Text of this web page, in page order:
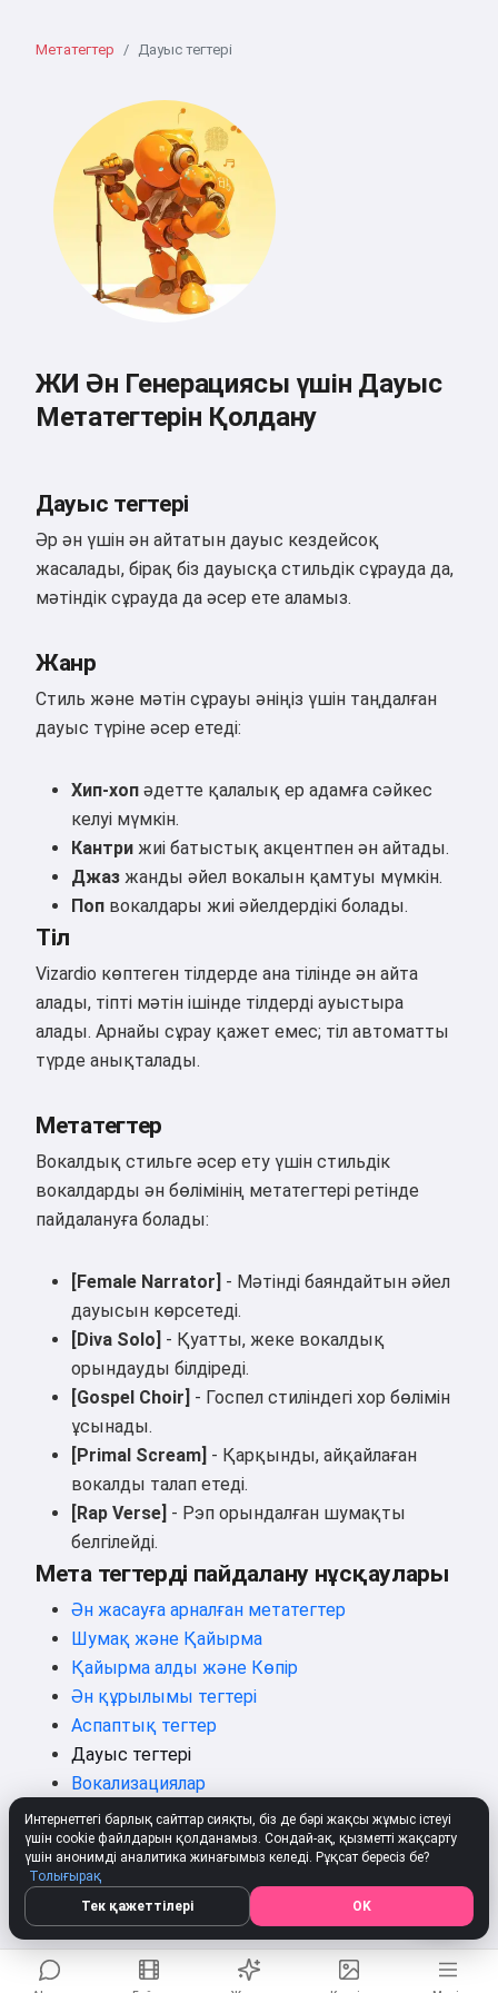
Метатегтер Дауыс тегтері
ЖИ Ән Генерациясы үшін Дауыс
Метатегтерін Қолдану
Дауыс тегтері
Әр ән үшін ән айтатын дауыс кездейсоқ
жасалады, бірақ біз дауысқа стильдік сұрауда да,
мәтіндік сұрауда да әсер ете аламыз.
Жанр
Стиль және мәтін сұрауы әніңіз үшін таңдалған
дауыс түріне әсер етеді:
Хип-хоп әдетте қалалық ер адамға сәйкес
келуі мүмкін.
Кантри жиі батыстық акцентпен ән айтады.
Джаз жанды әйел вокалын қамтуы мүмкін.
Поп вокалдары жиі әйелдердікі болады.
Тіл
Vizardio көптеген тілдерде ана тілінде ән айта
алады, тіпті мәтін ішінде тілдерді ауыстыра
алады. Арнайы сұрау қажет емес; тіл автоматты
түрде анықталады.
Метатегтер
Вокалдық стильге әсер ету үшін стильдік
вокалдарды ән бөлімінің метатегтері ретінде
пайдалануға болады:
[Female Narrator] - Мәтінді баяндайтын әйел
дауысын көрсетеді.
[Diva Solo] - Қуатты, жеке вокалдық
орындауды білдіреді.
[Gospel Choir] - Госпел стиліндегі хор бөлімін
ұсынады.
[Primal Scream] - Қарқынды, айқайлаған
вокалды талап етеді.
[Rap Verse] - Рэп орындалған шумақты
белгілейді.
Мета тегтерді пайдалану нұсқаулары
Ән жасауға арналған метатегтер
Шумақ және Қайырма
Қайырма алды және Көпір
Ән құрылымы тегтері
Аспаптық тегтер
Дауыс тегтері
Вокализациялар
Өз әніңізді тегін жасаңыз
Сәлем 👋
Мен әндер жасай аламын,
өлеңдер мен құттықтаулар
Тегін қолданып көріңіз
Құпиялылық саясаты,
Интернеттегі барлық сайттар сияқты, біз де бәрі жақсы жұмыс істеуі
үшін cookie файлдарын қолданамыз. Сондай-ақ, қызметті жақсарту
үшін анонимді аналитика жинағымыз келеді. Рұқсат бересіз бе?
Толығырақ
Тек қажеттілері
OK